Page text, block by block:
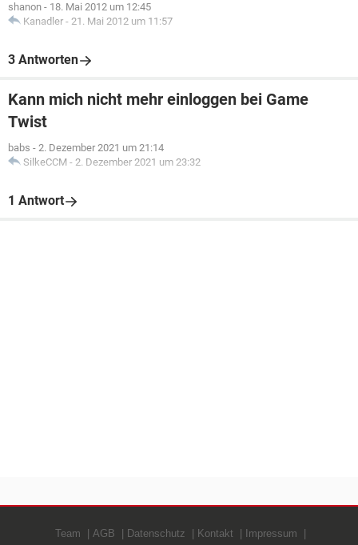
shanon - 18. Mai 2012 um 12:45
Kanadler - 21. Mai 2012 um 11:57
3 Antworten
Kann mich nicht mehr einloggen bei Game
Twist
babs - 2. Dezember 2021 um 21:14
SilkeCCM - 2. Dezember 2021 um 23:32
1 Antwort
Team AGB Datenschutz Kontakt Impressum